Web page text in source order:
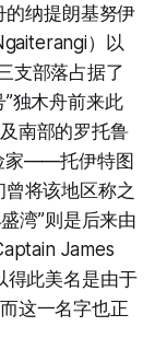
的纳提朗基努伊
）以
支部落占据了
独木舟前来此
南部的罗托鲁
家——托伊特图
将该地区称之
湾”则是后来由
James
得此美名是由于
这一名字也正